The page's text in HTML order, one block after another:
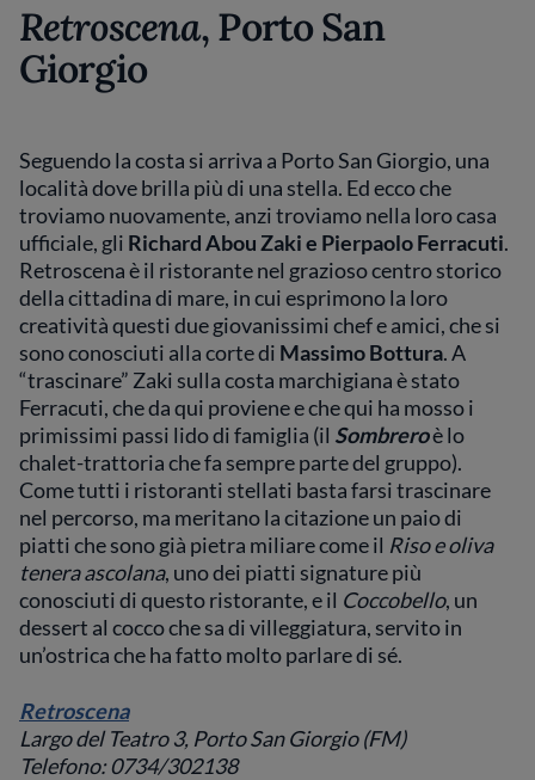
Retroscena, Porto San
Giorgio
Seguendo la costa si arriva a Porto San Giorgio, una
località dove brilla più di una stella. Ed ecco che
troviamo nuovamente, anzi troviamo nella loro casa
ufficiale, gli Richard Abou Zaki e Pierpaolo Ferracuti.
Retroscena è il ristorante nel grazioso centro storico
della cittadina di mare, in cui esprimono la loro
creatività questi due giovanissimi chef e amici, che si
sono conosciuti alla corte di Massimo Bottura. A
“trascinare” Zaki sulla costa marchigiana è stato
Ferracuti, che da qui proviene e che qui ha mosso i
primissimi passi lido di famiglia (il Sombreroè lo
chalet-trattoria che fa sempre parte del gruppo).
Come tutti i ristoranti stellati basta farsi trascinare
nel percorso, ma meritano la citazione un paio di
piatti che sono già pietra miliare come il Riso e oliva
tenera ascolana, uno dei piatti signature più
conosciuti di questo ristorante, e il Coccobello, un
dessert al cocco che sa di villeggiatura, servito in
un’ostrica che ha fatto molto parlare di sé.
Retroscena
Largo del Teatro 3, Porto San Giorgio (FM)
Telefono: 0734/302138